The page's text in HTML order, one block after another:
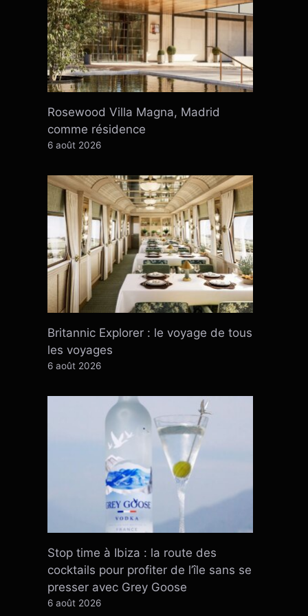
Rosewood Villa Magna, Madrid
comme résidence
6 août 2026
Britannic Explorer : le voyage de tous
les voyages
6 août 2026
Stop time à Ibiza : la route des
cocktails pour profiter de l’île sans se
presser avec Grey Goose
6 août 2026